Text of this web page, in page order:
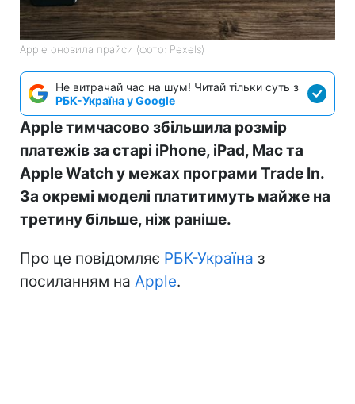
Apple оновила прайси (фото: Pexels)
Не витрачай час на шум! Читай тільки суть з
РБК-Україна у Google
Apple тимчасово збільшила розмір
платежів за старі iPhone, iPad, Mac та
Apple Watch у межах програми Trade In.
За окремі моделі платитимуть майже на
третину більше, ніж раніше.
Про це повідомляє РБК-Україна з
посиланням на Apple.